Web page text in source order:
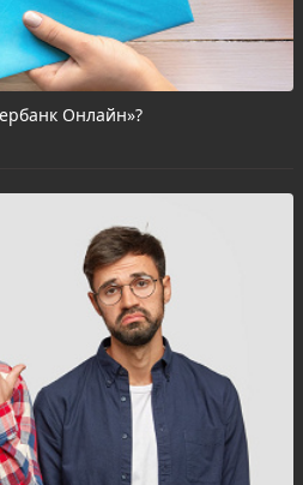
Онлайн»?